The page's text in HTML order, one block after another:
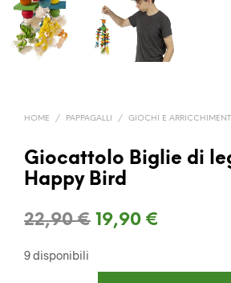
HOME / PAPPAGALLI / GIOCHI E
Giocattolo Biglie di
Happy Bird
22,90€ Il
originale
19,90 €
attuale
9 disponibili